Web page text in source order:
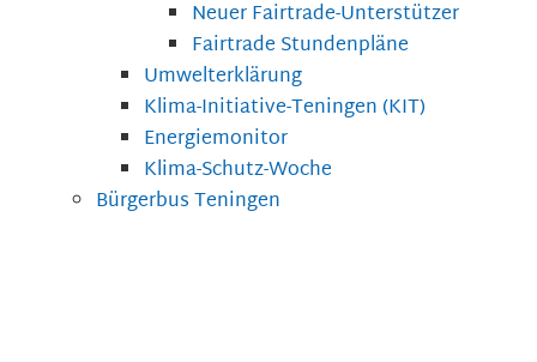
Neuer Fairtrade-Unterstützer
Fairtrade Stundenpläne
Umwelterklärung
Klima-Initiative-Teningen (KIT)
Energiemonitor
Klima-Schutz-Woche
Bürgerbus Teningen